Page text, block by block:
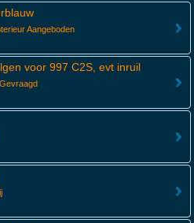
Aangeboden
voor 997 C2S, evt inruil